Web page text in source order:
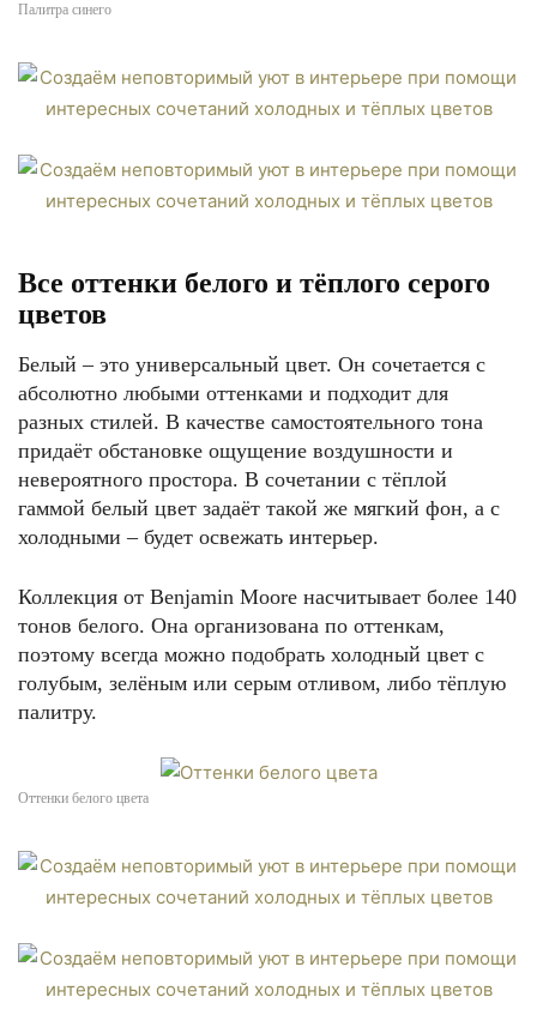
Палитра синего
Все оттенки белого и тёплого серого
цветов
Белый – это универсальный цвет. Он сочетается с
абсолютно любыми оттенками и подходит для
разных стилей. В качестве самостоятельного тона
придаёт обстановке ощущение воздушности и
невероятного простора. В сочетании с тёплой
гаммой белый цвет задаёт такой же мягкий фон, а с
холодными – будет освежать интерьер.
Коллекция от Benjamin Moore насчитывает более 140
тонов белого. Она организована по оттенкам,
поэтому всегда можно подобрать холодный цвет с
голубым, зелёным или серым отливом, либо тёплую
палитру.
Оттенки белого цвета